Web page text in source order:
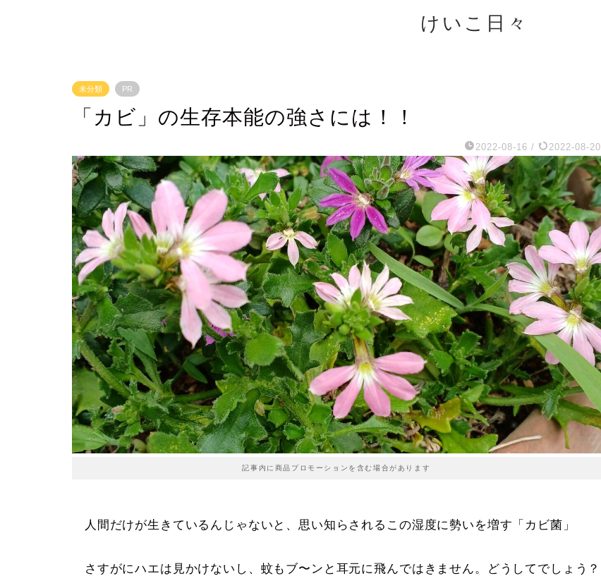
けいこ日々
未分類 PR
「カビ」の生存本能の強さには！！
2022-08-16 / 2022-08-20
記事内に商品プロモーションを含む場合があります
人間だけが生きているんじゃないと、思い知らされるこの湿度に勢いを増す「カビ菌」
さすがにハエは見かけないし、蚊もブ〜ンと耳元に飛んではきません。どうしてでしょう？